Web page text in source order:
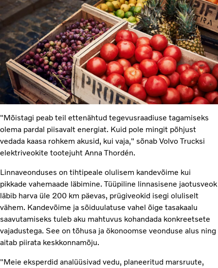
"Mõistagi peab teil ettenähtud tegevusraadiuse tagamiseks
olema pardal piisavalt energiat. Kuid pole mingit põhjust
vedada kaasa rohkem akusid, kui vaja," sõnab Volvo Trucksi
elektriveokite tootejuht Anna Thordén.
Linnaveonduses on tihtipeale olulisem kandevõime kui
pikkade vahemaade läbimine. Tüüpiline linnasisene jaotusveok
läbib harva üle 200 km päevas, prügiveokid isegi oluliselt
vähem. Kandevõime ja sõiduulatuse vahel õige tasakaalu
saavutamiseks tuleb aku mahtuvus kohandada konkreetsete
vajadustega. See on tõhusa ja ökonoomse veonduse alus ning
aitab piirata keskkonnamõju.
"Meie eksperdid analüüsivad vedu, planeeritud marsruute,